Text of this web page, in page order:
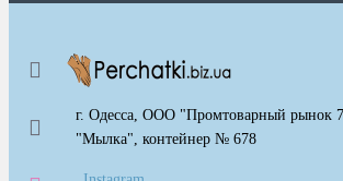
г. Одесса, ООО "Промтоварный рынок
"Мылка", контейнер № 678